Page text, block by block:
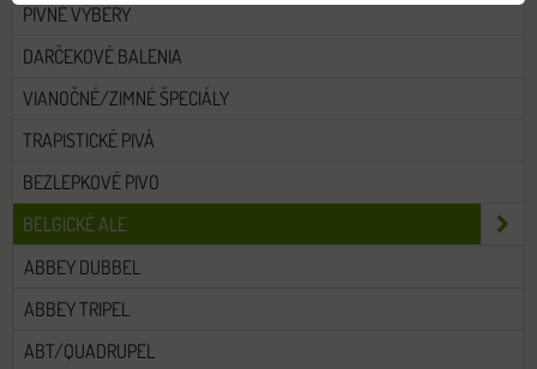
PIVNÉ VÝBERY
DARČEKOVÉ BALENIA
VIANOČNÉ/ZIMNÉ ŠPECIÁLY
TRAPISTICKÉ PIVÁ
BEZLEPKOVÉ PIVO
BELGICKÉ ALE
ABBEY DUBBEL
ABBEY TRIPEL
ABT/QUADRUPEL